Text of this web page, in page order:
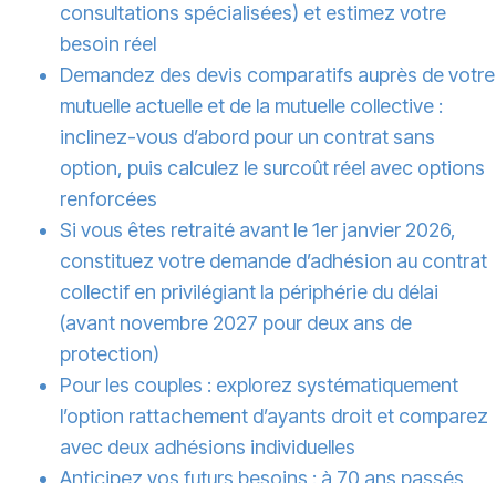
consultations spécialisées) et estimez votre
besoin réel
Demandez des devis comparatifs auprès de votre
mutuelle actuelle et de la mutuelle collective :
inclinez-vous d’abord pour un contrat sans
option, puis calculez le surcoût réel avec options
renforcées
Si vous êtes retraité avant le 1er janvier 2026,
constituez votre demande d’adhésion au contrat
collectif en privilégiant la périphérie du délai
(avant novembre 2027 pour deux ans de
protection)
Pour les couples : explorez systématiquement
l’option rattachement d’ayants droit et comparez
avec deux adhésions individuelles
Anticipez vos futurs besoins : à 70 ans passés,